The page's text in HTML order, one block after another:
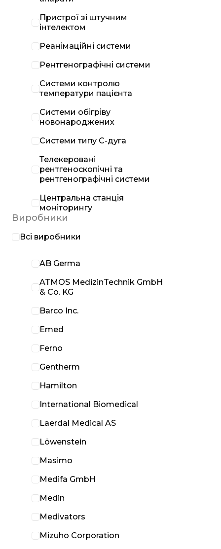
Пристрої зі штучним
інтелектом
Реанімаційні системи
Рентгенографічні системи
Системи контролю
температури пацієнта
Системи обігріву
новонароджених
Системи типу С-дуга
Телекеровані
рентгеноскопічні та
рентгенографічні системи
Центральна станція
моніторингу
Виробники
Всі виробники
AB Germa
ATMOS MedizinTechnik GmbH
& Co. KG
Barco Inc.
Emed
Ferno
Gentherm
Hamilton
International Biomedical
Laerdal Medical AS
Löwenstein
Masimo
Medifa GmbH
Medin
Medivators
Mizuho Corporation